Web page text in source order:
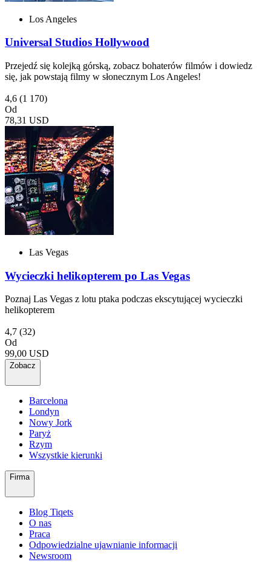
Los Angeles
Universal Studios Hollywood
Przejedź się kolejką górską, zobacz bohaterów filmów i dowiedz
się, jak powstają filmy w słonecznym Los Angeles!
4,6 (1 170)
Od
78,31 USD
Las Vegas
Wycieczki helikopterem po Las Vegas
Poznaj Las Vegas z lotu ptaka podczas ekscytującej wycieczki
helikopterem
4,7 (32)
Od
99,00 USD
Zobacz
Barcelona
Londyn
Nowy Jork
Paryż
Rzym
Wszystkie kierunki
Firma
Blog Tiqets
O nas
Praca
Odpowiedzialne ujawnianie informacji
Newsroom